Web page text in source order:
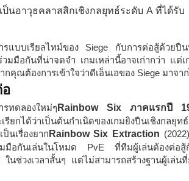
ป็นอาวุธคลาสสิกเชิงกลยุทธ์ระดับ A ที่ได้รับ
รแบบเรียลไทม์ของ Siege กับการต่อสู้ด้วยปืน
มมือกันที่น่าจดจำ เกมเหล่านี้อาจเก่ากว่า แต่เ
คุณต้องการเข้าใจว่าดีเอ็นเอของ Siege มาจา
ทดลองใหม่ๆ Rainbow Six ภาคแรกปี
ยกได้ว่าเป็นต้นกำเนิดของเกมยิงปืนเชิงกลยุ
นเรื่องยาก Rainbow Six Extraction
มือกันเล่นในโหมด PvE ที่ทีมผู้เล่นต้องต่อสู้
นช่วงเวลาสั้นๆ แต่ไม่สามารถสร้างฐานผู้เล่น